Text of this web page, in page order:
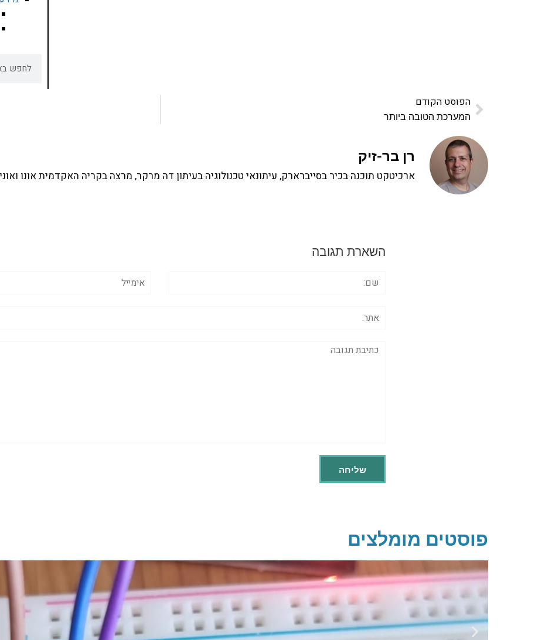
הפוסט הקודם
המערכת הטובה ביותר
רן בר-זיק
ארכיטקט תוכנה בכיר בסייברארק, עיתונאי טכנולוגיה בעיתון דה מרקר, מרצה בקריה האקדמית אונו
השארת תגובה
תגובה
פוסטים מומלצים